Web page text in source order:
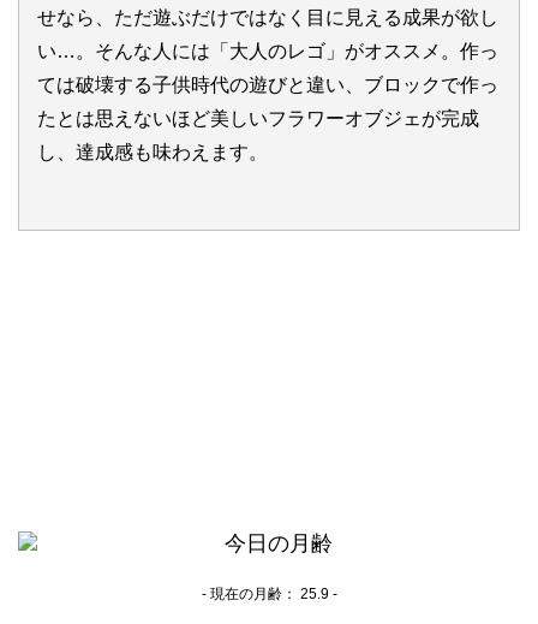
せなら、ただ遊ぶだけではなく目に見える成果が欲し
い…。そんな人には「大人のレゴ」がオススメ。作っ
ては破壊する子供時代の遊びと違い、ブロックで作っ
たとは思えないほど美しいフラワーオブジェが完成
し、達成感も味わえます。
- 現在の月齢： 25.9 -